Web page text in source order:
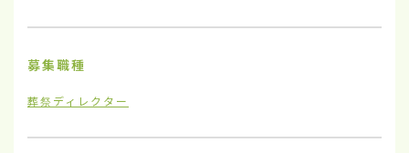
募集職種
葬祭ディレクター